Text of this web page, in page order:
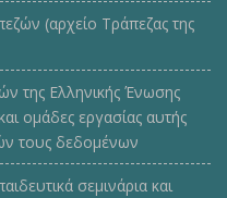
(αρχείο Τράπεζας της
της Ελληνικής Ένωσης
ομάδες εργασίας αυτής
τους δεδομένων
σεμινάρια και